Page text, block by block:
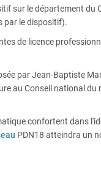
sur le département du
par le dispositif).
de licence
par Jean-Baptiste
au Conseil national
confortent dans
PDN18 atteindra un